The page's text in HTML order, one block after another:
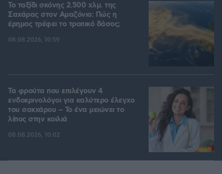
Το ταξίδι σκόνης 2.500 χλμ. της
Σαχάρας στον Αμαζόνιο: Πώς η
έρημος τρέφει το τροπικό δάσος;
08.08.2026, 10:59
Τα φρούτα που επιλέγουν 4
ενδοκρινολόγοι για καλύτερο έλεγχο
του σακχάρου – Το ένα μειώνει το
λίπος στην κοιλιά
08.08.2026, 10:02